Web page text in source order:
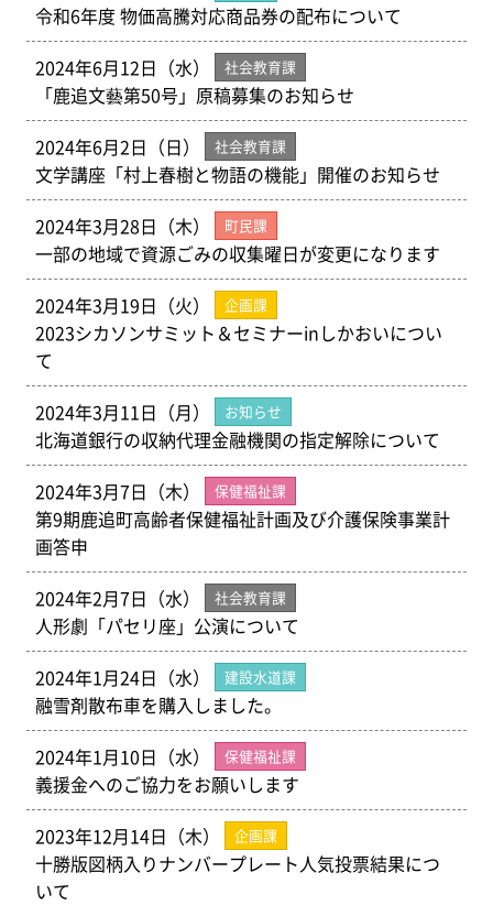
令和6年度 物価高騰対応商品券の配布について
2024年6月12日（水）
社会教育課
「鹿追文藝第50号」原稿募集のお知らせ
2024年6月2日（日）
社会教育課
文学講座「村上春樹と物語の機能」開催のお知らせ
2024年3月28日（木）
町民課
一部の地域で資源ごみの収集曜日が変更になります
2024年3月19日（火）
企画課
2023シカソンサミット＆セミナーinしかおいについ
て
2024年3月11日（月）
お知らせ
北海道銀行の収納代理金融機関の指定解除について
2024年3月7日（木）
保健福祉課
第9期鹿追町高齢者保健福祉計画及び介護保険事業計
画答申
2024年2月7日（水）
社会教育課
人形劇「パセリ座」公演について
2024年1月24日（水）
建設水道課
融雪剤散布車を購入しました。
2024年1月10日（水）
保健福祉課
義援金へのご協力をお願いします
2023年12月14日（木）
企画課
十勝版図柄入りナンバープレート人気投票結果につ
いて